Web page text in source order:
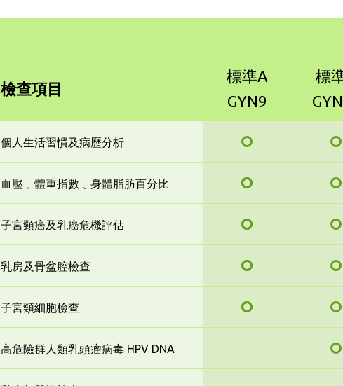
檢查項目
標準A
GYN9
標
個人生活習慣及病歷分析
血壓﹑體重指數﹑身體脂肪百分比
子宮頸癌及乳癌危機評估
乳房及骨盆腔檢查
子宮頸細胞檢查
高危險群人類乳頭瘤病毒 HPV DNA